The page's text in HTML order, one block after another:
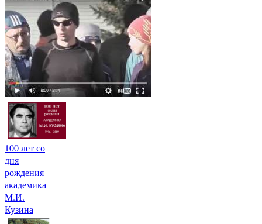
100 лет со
дня
рождения
академика
М.И.
Кузина